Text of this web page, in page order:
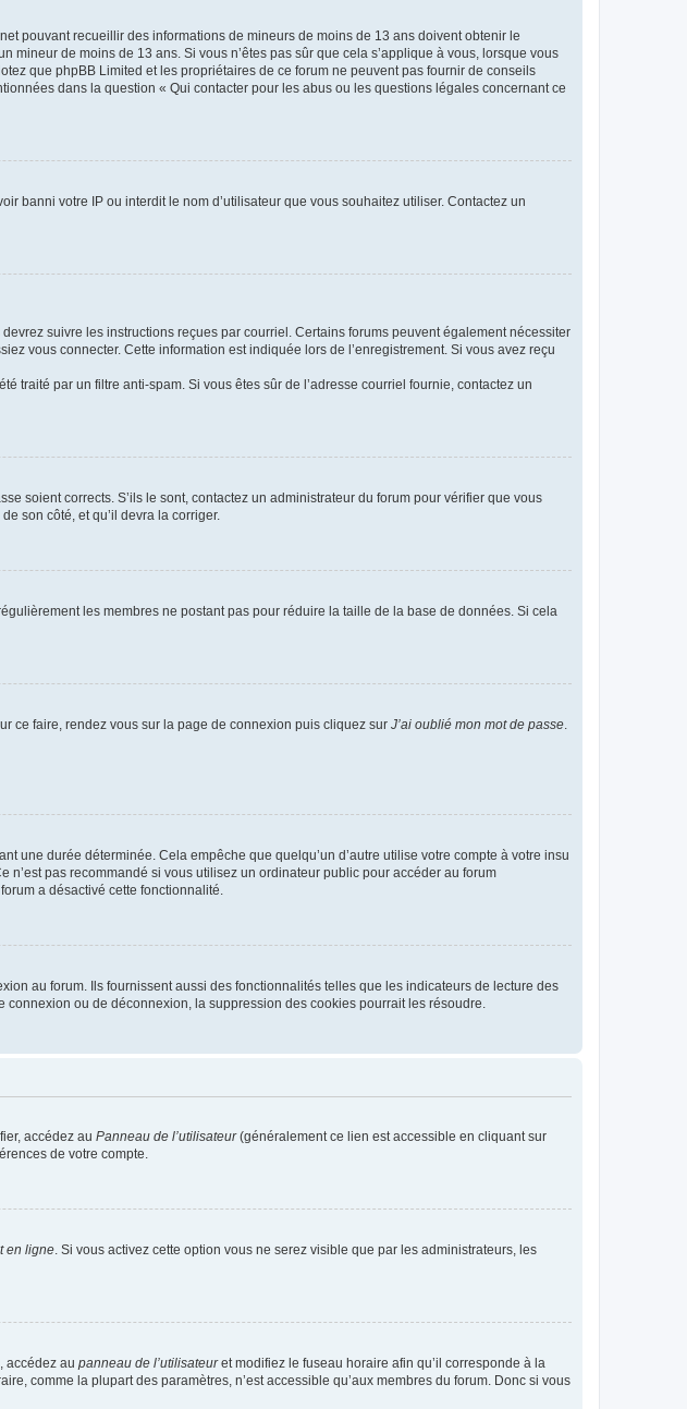
pouvant recueillir des informations de mineurs de moins de 13 ans doivent obtenir le
mineur de moins de 13 ans. Si vous n’êtes pas sûr que cela s’applique à vous, lorsque vous
que phpBB Limited et les propriétaires de ce forum ne peuvent pas fournir de conseils
dans la question « Qui contacter pour les abus ou les questions légales concernant ce
banni votre IP ou interdit le nom d’utilisateur que vous souhaitez utiliser. Contactez un
suivre les instructions reçues par courriel. Certains forums peuvent également nécessiter
vous connecter. Cette information est indiquée lors de l’enregistrement. Si vous avez reçu
traité par un filtre anti-spam. Si vous êtes sûr de l’adresse courriel fournie, contactez un
soient corrects. S’ils le sont, contactez un administrateur du forum pour vérifier que vous
son côté, et qu’il devra la corriger.
les membres ne postant pas pour réduire la taille de la base de données. Si cela
ce faire, rendez vous sur la page de connexion puis cliquez sur J’ai oublié mon mot de passe
une durée déterminée. Cela empêche que quelqu’un d’autre utilise votre compte à votre insu
n’est pas recommandé si vous utilisez un ordinateur public pour accéder au forum
a désactivé cette fonctionnalité.
au forum. Ils fournissent aussi des fonctionnalités telles que les indicateurs de lecture des
ou de déconnexion, la suppression des cookies pourrait les résoudre.
accédez au Panneau de l’utilisateur(généralement ce lien est accessible en cliquant sur
de votre compte.
en ligne . Si vous activez cette option vous ne serez visible que par les administrateurs, les
accédez au panneau de l’utilisateuret modifiez le fuseau horaire afin qu’il corresponde à la
comme la plupart des paramètres, n’est accessible qu’aux membres du forum. Donc si vous